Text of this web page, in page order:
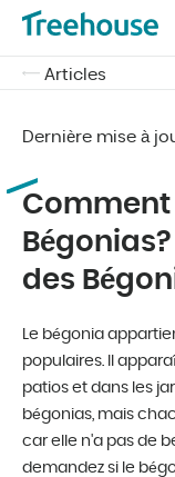
Articles
Dernière mise à
Comment
des
Le bégonia
populaires. Il
patios et dans les
bégonias, mais
car elle n'a pas de
demandez si le